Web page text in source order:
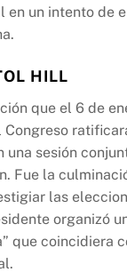
en un intento de
HILL
que el 6 de
Congreso
una sesión
Fue la
las
organizó
​​que coincidiera